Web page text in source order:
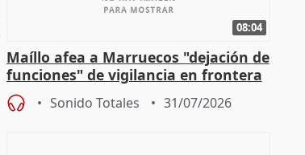
08:04
Maíllo afea a Marruecos "dejación de
funciones" de vigilancia en frontera
con Ceuta
Sonido Totales 31/07/2026